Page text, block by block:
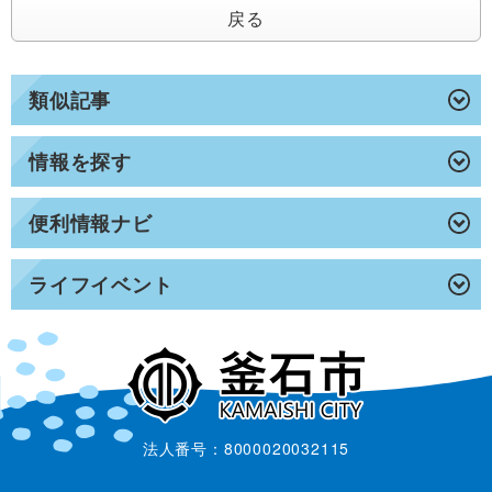
類似記事
情報を探す
便利情報ナビ
ライフイベント
戻る
法人番号：8000020032115